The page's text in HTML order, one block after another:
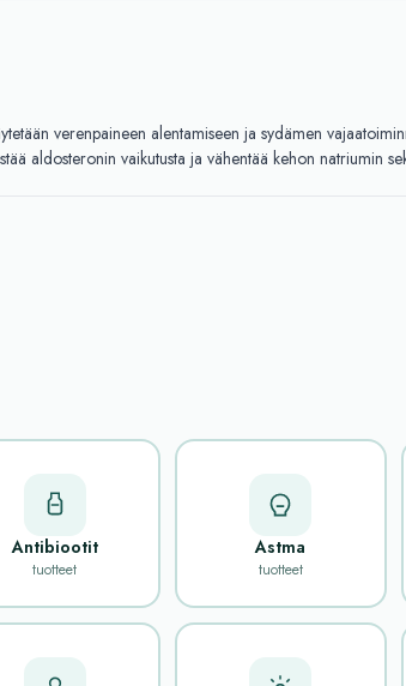
verenpaineen alentamiseen ja sydämen
aldosteronin vaikutusta ja vähentää kehon natriumin
Antibiootit
tuotteet
Astma
tuotteet